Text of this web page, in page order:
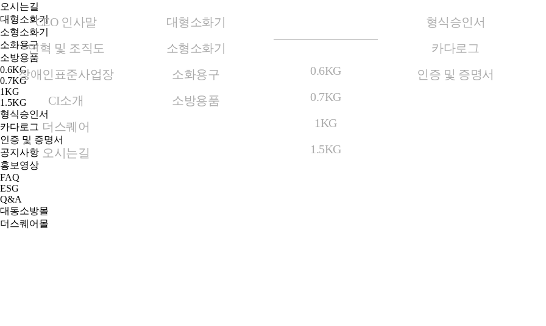
CEO 인사말
연혁 및 조직도
장애인표준사업장
CI소개
더스퀘어
오시는길
대형소화기
소형소화기
소화용구
소방용품
0.6KG
0.7KG
1KG
1.5KG
형식승인서
카다로그
인증 및 증명서
오시는길
대형소화기
소형소화기
소화용구
소방용품
0.6KG
0.7KG
1KG
1.5KG
형식승인서
카다로그
인증 및 증명서
공지사항
홍보영상
FAQ
ESG
Q&A
대동소방몰
더스퀘어몰